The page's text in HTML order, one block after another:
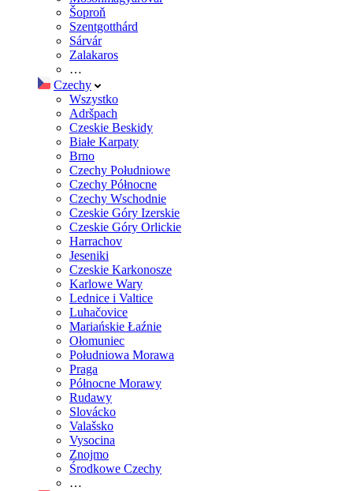
Šoproň
Szentgotthárd
Sárvár
Zalakaros
…
Czechy
Wszystko
Adršpach
Czeskie Beskidy
Białe Karpaty
Brno
Czechy Południowe
Czechy Północne
Czechy Wschodnie
Czeskie Góry Izerskie
Czeskie Góry Orlickie
Harrachov
Jeseniki
Czeskie Karkonosze
Karlowe Wary
Lednice i Valtice
Luhačovice
Mariańskie Łaźnie
Ołomuniec
Południowa Morawa
Praga
Północne Morawy
Rudawy
Slovácko
Valašsko
Vysocina
Znojmo
Środkowe Czechy
…